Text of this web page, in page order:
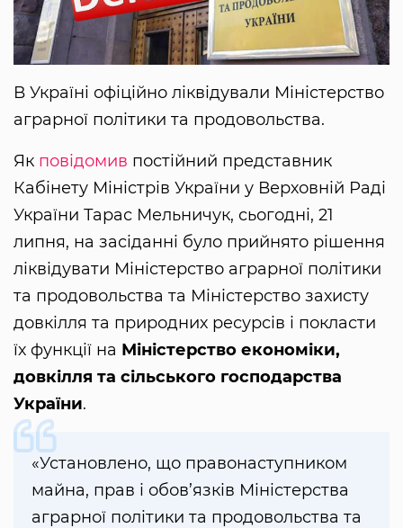
В Україні офіційно ліквідували Міністерство
аграрної політики та продовольства.
Як повідомив постійний представник
Кабінету Міністрів України у Верховній Раді
України Тарас Мельничук, сьогодні, 21
липня, на засіданні було прийнято рішення
ліквідувати Міністерство аграрної політики
та продовольства та Міністерство захисту
довкілля та природних ресурсів і покласти
їх функції на Міністерство економіки,
довкілля та сільського господарства
України.
«Установлено, що правонаступником
майна, прав і обов’язків Міністерства
аграрної політики та продовольства та